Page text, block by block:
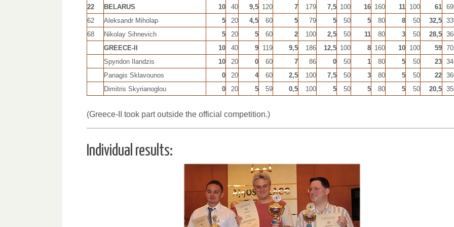
22
BELARUS 10 40 9,5 120 7 179 7,5 100 16 160 11 100 61
62
Aleksandr Miholap 5 20 4,5 60 5 79 5 50 5 80 8 50 32,5
68
Nikolay Sihnevich 5 20 5 60 2 100 2,5 50 11 80 3 50 28,5
GREECE-II
10 40 9 119 9,5 186 12,5 100 8 160 10 100 59
Spyridon Ilandzis
10 20 0 60 7 86 0 50 1 80 5 50 23
Panagis Sklavounos
0 20 4 60 2,5 100 7,5 50 3 80 5 50 22
Dimitris Skyrianoglou
0 20 5 59 0,5 100 5 50 5 80 5 50 20,5
(Greece-II took part outside the official competition.)
Individual results: